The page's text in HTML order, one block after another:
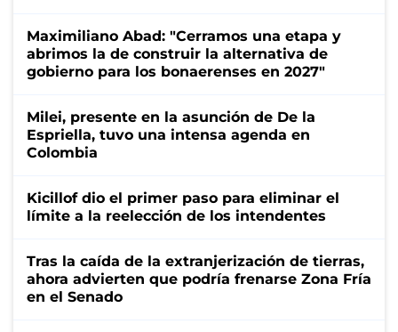
Maximiliano Abad: "Cerramos una etapa y
abrimos la de construir la alternativa de
gobierno para los bonaerenses en 2027"
Milei, presente en la asunción de De la
Espriella, tuvo una intensa agenda en
Colombia
Kicillof dio el primer paso para eliminar el
límite a la reelección de los intendentes
Tras la caída de la extranjerización de tierras,
ahora advierten que podría frenarse Zona Fría
en el Senado